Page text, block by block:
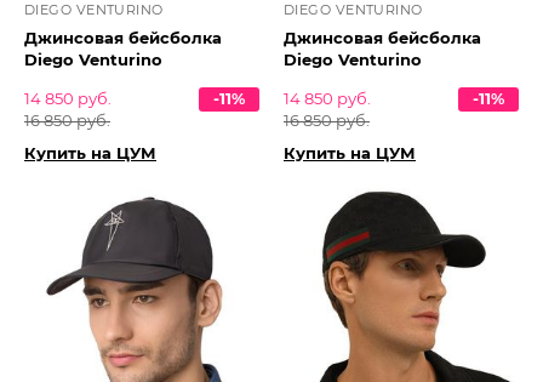
DIEGO VENTURINO
Джинсовая бейсболка
Diego Venturino
14 850 руб.
16 850 руб.
-11%
Купить на ЦУМ
DIEGO VENTURINO
Джинсовая бейсболка
Diego Venturino
14 850 руб.
16 850 руб.
-11%
Купить на ЦУМ